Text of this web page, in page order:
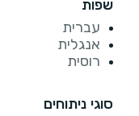
שפות
עברית
אנגלית
רוסית
סוגי ניתוחים